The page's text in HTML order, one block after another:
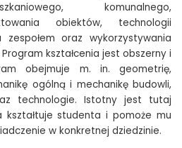
komunalnego,
obiektów, technologii
zespołem oraz wykorzystywania
kształcenia jest obszerny i
obejmuje m. in. geometrię,
ogólną i mechanikę budowli,
technologie. Istotny jest tutaj
kształtuje studenta i pomoże mu
w konkretnej dziedzinie.